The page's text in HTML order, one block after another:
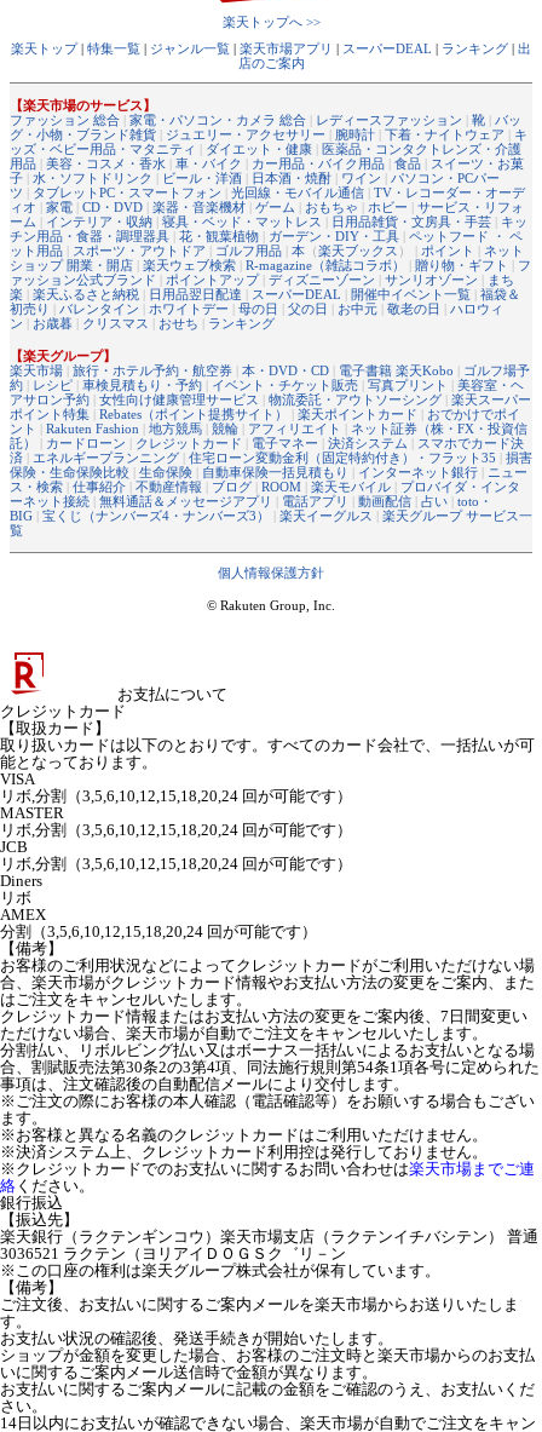
楽天トップへ >>
楽天トップ
特集一覧 ジャンル一覧 楽天市場アプリ スーパーDEAL ランキング
出
店のご案内
【楽天市場のサービス】
ファッション 総合
家電・パソコン・カメラ 総合 レディースファッション 靴
バッ
グ・小物・ブランド雑貨
ジュエリー・アクセサリー 腕時計 下着・ナイトウェア
キ
ッズ・ベビー用品・マタニティ
ダイエット・健康
医薬品・コンタクトレンズ・介護
用品
美容・コスメ・香水 車・バイク カー用品・バイク用品 食品
スイーツ・お菓
子
水・ソフトドリンク ビール・洋酒 日本酒・焼酎 ワイン
パソコン・PCパー
ツ
タブレットPC・スマートフォン 光回線・モバイル通信
TV・レコーダー・オーデ
ィオ
家電 CD・DVD 楽器・音楽機材 ゲーム おもちゃ ホビー
サービス・リフォ
ーム
インテリア・収納 寝具・ベッド・マットレス 日用品雑貨・文房具・手芸
キッ
チン用品・食器・調理器具
花・観葉植物 ガーデン・DIY・工具
ペットフード ・ ペ
ット用品
スポーツ・アウトドア ゴルフ用品 本 （楽天ブックス ） | ポイント
ネット
ショップ 開業・開店
楽天ウェブ検索 R-magazine（雑誌コラボ） 贈り物・ギフト
フ
ァッション公式ブランド
ポイントアップ ディズニーゾーン サンリオゾーン
まち
楽
楽天ふるさと納税 日用品翌日配達 スーパーDEAL 開催中イベント一覧
福袋＆
初売り
バレンタイン ホワイトデー 母の日 父の日 お中元 敬老の日
ハロウィ
ン
お歳暮 クリスマス おせち ランキング
【楽天グループ】
楽天市場
旅行・ホテル予約・航空券 本・DVD・CD 電子書籍 楽天Kobo
ゴルフ場予
約
レシピ 車検見積もり・予約 イベント・チケット販売 写真プリント
美容室・ヘ
アサロン予約
女性向け健康管理サービス 物流委託・アウトソーシング
楽天スーパー
ポイント特集
Rebates（ポイント提携サイト） 楽天ポイントカード
おでかけでポイ
ント
Rakuten Fashion 地方競馬 競輪 アフィリエイト
ネット証券（株・FX・投資信
託）
カードローン クレジットカード 電子マネー 決済システム
スマホでカード決
済
エネルギープランニング 住宅ローン変動金利（固定特約付き）・フラット35
損害
保険・生命保険比較
生命保険 自動車保険一括見積もり インターネット銀行
ニュー
ス・検索
仕事紹介 不動産情報 ブログ ROOM 楽天モバイル
プロバイダ・インタ
ーネット接続
無料通話＆メッセージアプリ 電話アプリ 動画配信 占い
toto・
BIG
宝くじ（ナンバーズ4・ナンバーズ3） 楽天イーグルス
楽天グループ サービス一
覧
個人情報保護方針
© Rakuten Group, Inc.
お支払について
クレジットカード
【取扱カード】
取り扱いカードは以下のとおりです。すべてのカード会社で、一括払いが可
能となっております。
VISA
リボ,分割（3,5,6,10,12,15,18,20,24 回が可能です）
MASTER
リボ,分割（3,5,6,10,12,15,18,20,24 回が可能です）
JCB
リボ,分割（3,5,6,10,12,15,18,20,24 回が可能です）
Diners
リボ
AMEX
分割（3,5,6,10,12,15,18,20,24 回が可能です）
【備考】
お客様のご利用状況などによってクレジットカードがご利用いただけない場
合、楽天市場がクレジットカード情報やお支払い方法の変更をご案内、また
はご注文をキャンセルいたします。
クレジットカード情報またはお支払い方法の変更をご案内後、7日間変更い
ただけない場合、楽天市場が自動でご注文をキャンセルいたします。
分割払い、リボルビング払い又はボーナス一括払いによるお支払いとなる場
合、割賦販売法第30条2の3第4項、同法施行規則第54条1項各号に定められた
事項は、注文確認後の自動配信メールにより交付します。
※ご注文の際にお客様の本人確認（電話確認等）をお願いする場合もござい
ます。
※お客様と異なる名義のクレジットカードはご利用いただけません。
※決済システム上、クレジットカード利用控は発行しておりません。
※クレジットカードでのお支払いに関するお問い合わせは楽天市場までご連
絡 ください。
銀行振込
【振込先】
楽天銀行（ラクテンギンコウ）楽天市場支店（ラクテンイチバシテン） 普通
3036521 ラクテン（ヨリアイＤＯＧＳク゛リ－ン
※この口座の権利は楽天グループ株式会社が保有しています。
【備考】
ご注文後、お支払いに関するご案内メールを楽天市場からお送りいたしま
す。
お支払い状況の確認後、発送手続きが開始いたします。
ショップが金額を変更した場合、お客様のご注文時と楽天市場からのお支払
いに関するご案内メール送信時で金額が異なります。
お支払いに関するご案内メールに記載の金額をご確認のうえ、お支払いくだ
さい。
14日以内にお支払いが確認できない場合、楽天市場が自動でご注文をキャン